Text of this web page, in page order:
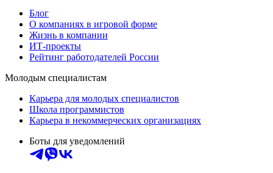
Блог
О компаниях в игровой форме
Жизнь в компании
ИТ-проекты
Рейтинг работодателей России
Молодым специалистам
Карьера для молодых специалистов
Школа программистов
Карьера в некоммерческих организациях
Боты для уведомлений